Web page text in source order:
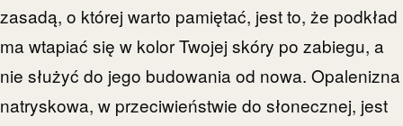
zasadą, o której warto pamiętać, jest to, że podkład
ma wtapiać się w kolor Twojej skóry po zabiegu, a
nie służyć do jego budowania od nowa. Opalenizna
natryskowa, w przeciwieństwie do słonecznej, jest